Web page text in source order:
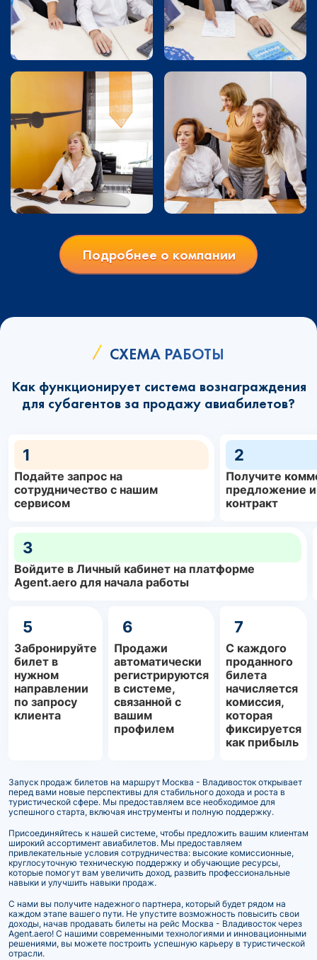
Подробнее о компании
СХЕМА РАБОТЫ
Как функционирует система вознаграждения
для субагентов за продажу авиабилетов?
1
Подайте запрос на
сотрудничество с нашим
сервисом
2
Получите
предложение
контракт
3
Войдите в Личный кабинет на платформе
Agent.aero для начала работы
5
Забронируйте
билет в
нужном
направлении
по запросу
клиента
6
Продажи
автоматически
регистрируются
в системе,
связанной с
вашим
профилем
7
С каждого
проданного
билета
начисляется
комиссия,
которая
фиксируется
как прибыль
Запуск продаж билетов на маршрут Москва - Владивосток открывает
перед вами новые перспективы для стабильного дохода и роста в
туристической сфере. Мы предоставляем все необходимое для
успешного старта, включая инструменты и полную поддержку.
Присоединяйтесь к нашей системе, чтобы предложить вашим клиентам
широкий ассортимент авиабилетов. Мы предоставляем
привлекательные условия сотрудничества: высокие комиссионные,
круглосуточную техническую поддержку и обучающие ресурсы,
которые помогут вам увеличить доход, развить профессиональные
навыки и улучшить навыки продаж.
С нами вы получите надежного партнера, который будет рядом на
каждом этапе вашего пути. Не упустите возможность повысить свои
доходы, начав продавать билеты на рейс Москва - Владивосток через
Agent.aero! С нашими современными технологиями и инновационными
решениями, вы можете построить успешную карьеру в туристической
отрасли.